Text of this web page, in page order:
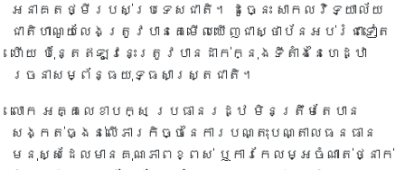
អនាគតថ្មីរបស់ប្រទេសជាតិ។ ដូច្នេះ សាកលវិទ្យាល័យ
ជាតិហាណូយលែងត្រូវបានគេមើលឃើញជាស្ថាប័នអប់រំជាទៀត
ហើយ ប៉ុន្តែឥឡូវនេះត្រូវបានដាក់ក្នុងទីតាំងនៃហេដ្ឋា
រចនាសម្ព័ន្ធយុទ្ធសាស្ត្រជាតិ។
លោក អគ្គលេខាបក្ស ប្រធានរដ្ឋ មិនត្រឹមតែបាន
សង្កត់ធ្ងន់លើភារកិច្ចនៃការបណ្តុះបណ្តាលធនធាន
មនុស្សដែលមានគុណភាពខ្ពស់ ឬការកែលម្អចំណាត់ថ្នាក់